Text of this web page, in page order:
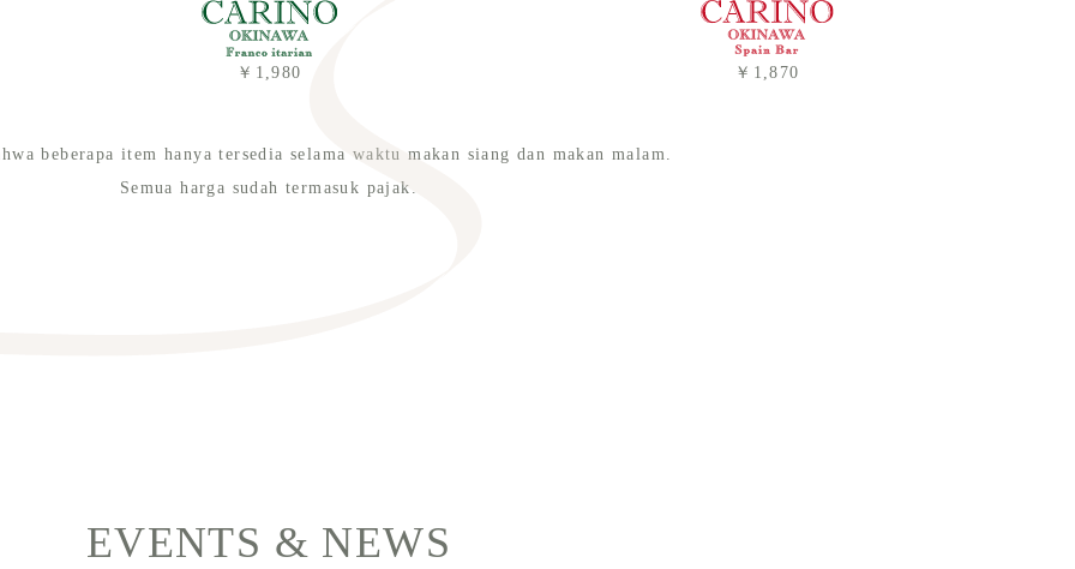
￥1,980 ￥1,870
beberapa item hanya tersedia selama waktu makan siang dan makan malam.
Semua harga sudah termasuk pajak.
EVENTS & NEWS